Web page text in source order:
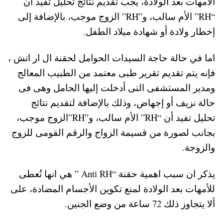
“RH” الأم سالب، و”RH” الزوج موجب، بالإضافة إلى
إخطار ولادة أو شهادة ميلاد الطفل.
اما في حالة حاجة السيدات الحوامل لحقنة ال ار اتش ،
فإنه يتم تقديم تقرير طبى معتمد من الطبيب المعالج
ومدير المستشفى التى أدخلت إليها الحامل وهى فى
حالة نزيف أو إجهاض، وذلك بالإضافة لتقديم نتائج
تحليل تفيد أن “RH” الأم سالب، و”RH”الزوج موجب،
بجانب لصورة من قسيمة الزواج والرقم القومى للزوج
والزوجة.
يذكر ان سبب اهمية حقنة “Anti RH ” هي انها تُعطى
للأمهات بعد الولادة لمنع تكوين الأجسام المضادة، على
ألا يتجاوز ذلك 72 ساعة من وضع الجنين.